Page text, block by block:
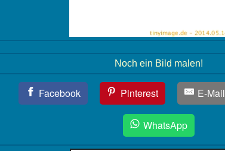
Noch ein Bild malen!
Facebook Pinterest E-Mail
WhatsApp